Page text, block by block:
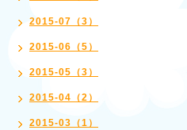
2015-07（3）
2015-06（5）
2015-05（3）
2015-04（2）
2015-03（1）